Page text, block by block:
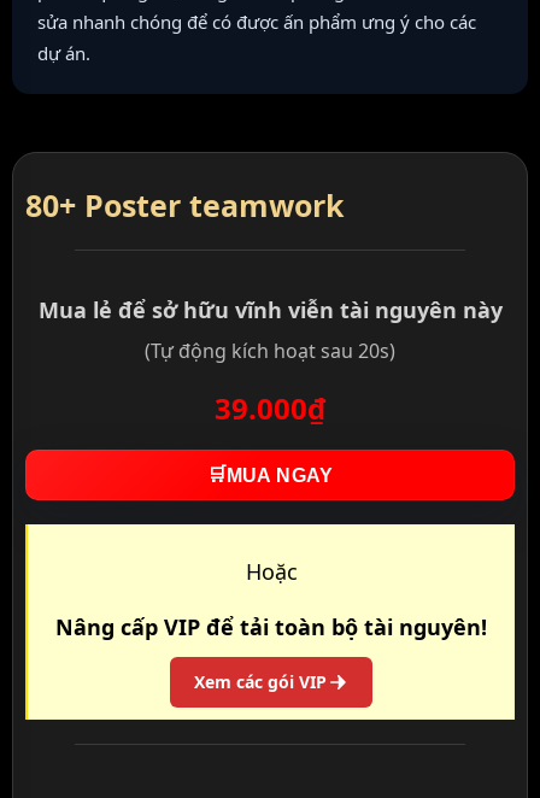
sửa nhanh chóng để có được ấn phẩm ưng ý cho các
dự án.
80+ Poster teamwork
Mua lẻ để sở hữu vĩnh viễn tài nguyên này
(Tự động kích hoạt sau 20s)
39.000₫
🛒 MUA NGAY
Hoặc
Nâng cấp VIP để tải toàn bộ tài nguyên!
Xem các gói VIP